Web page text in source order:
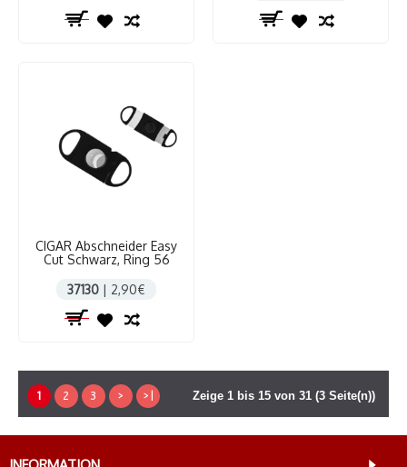
CIGAR Abschneider Easy
Cut Schwarz, Ring 56
37130 | 2,90€
1 2 3 > >| Zeige 1 bis 15 von 31 (3 Seite(n))